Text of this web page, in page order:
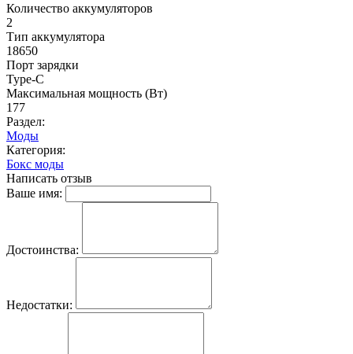
Количество аккумуляторов
2
Тип аккумулятора
18650
Порт зарядки
Type-C
Максимальная мощность (Вт)
177
Раздел:
Моды
Категория:
Бокс моды
Написать отзыв
Ваше имя:
Достоинства:
Недостатки: